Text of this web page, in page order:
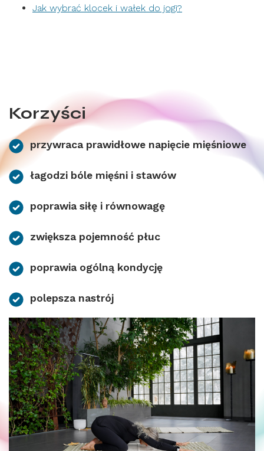
Jak wybrać klocek i wałek do jogi?
Korzyści
przywraca prawidłowe napięcie mięśniowe
łagodzi bóle mięśni i stawów
poprawia siłę i równowagę
zwiększa pojemność płuc
poprawia ogólną kondycję
polepsza nastrój